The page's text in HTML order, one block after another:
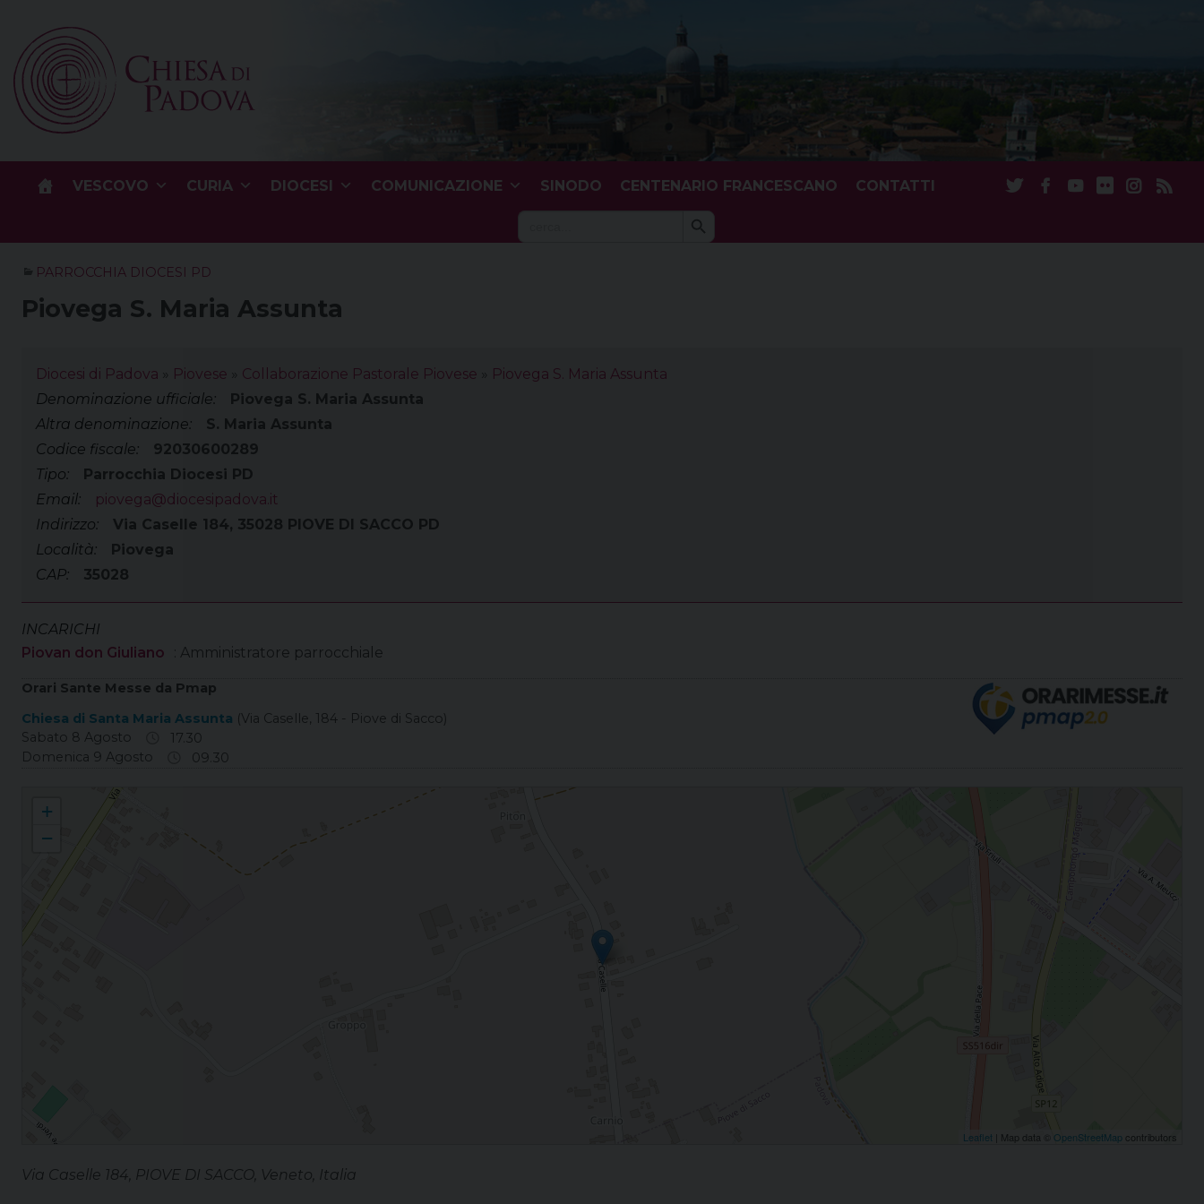
content
VESCOVO CURIA DIOCESI COMUNICAZIONE SINODO CENTENARIO FRANCESCANO
CONTATTI
Search
Search Button
PARROCCHIA DIOCESI PD
Piovega S. Maria Assunta
Diocesi di Padova Piovese Collaborazione Pastorale Piovese
Piovega S. Maria Assunta
Denominazione ufficiale:
Piovega S. Maria Assunta
Altra denominazione:
S. Maria Assunta
Codice fiscale:
92030600289
Tipo:
Parrocchia Diocesi PD
Email:
piovega@diocesipadova.it
Indirizzo:
Via Caselle 184, 35028 PIOVE DI SACCO PD
Località:
Piovega
CAP:
35028
INCARICHI
Piovan don Giuliano
: Amministratore parrocchiale
Orari Sante Messe da Pmap
Chiesa di Santa Maria Assunta (Via Caselle, 184 - Piove di Sacco)
Sabato 8 Agosto
17.30
Domenica 9 Agosto
09.30
Piovega S. Maria Assunta
+
−
Leaflet | Map data © OpenStreetMap contributors
Via Caselle 184, PIOVE DI SACCO, Veneto, Italia